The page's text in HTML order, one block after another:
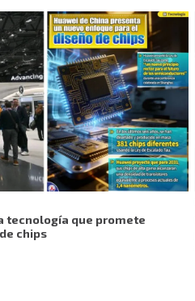
tecnología que promete
chips